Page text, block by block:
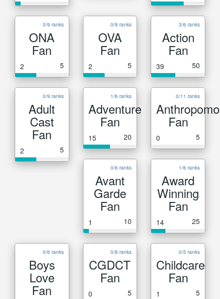
0/9 ranks
ONA
Fan
2 5
0/9 ranks
OVA
Fan
2 5
3/6 ranks
Action
Fan
39 50
0/9 ranks
Adult
Cast
Fan
2 5
1/6 ranks
Adventure
Fan
15 20
0/11 ranks
Fan
0 5
0/6 ranks
Avant
Garde
Fan
1 10
1/6 ranks
Award
Winning
Fan
14 25
0/6 ranks
Boys
Love
Fan
0/8 ranks
CGDCT
Fan
0 5
0/5 ranks
Childcare
Fan
1 5